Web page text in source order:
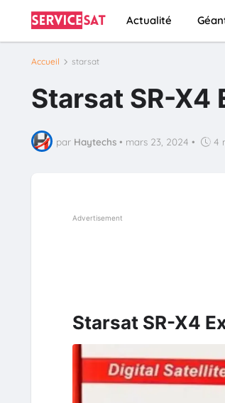
Actualité
Accueil starsat
Starsat SR-X4
par Haytechs • mars 23, 2024 • 4
Advertisement
Starsat SR-X4